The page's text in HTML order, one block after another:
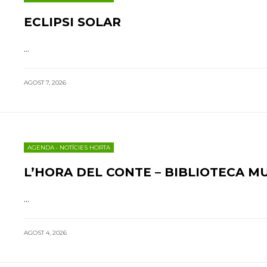
ECLIPSI SOLAR
...
AGOST 7, 2026
AGENDA • NOTÍCIES HORTA
L’HORA DEL CONTE – BIBLIOTECA
...
AGOST 4, 2026